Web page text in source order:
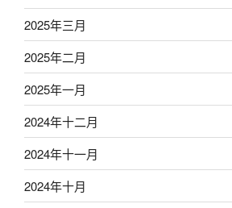
2025年三月
2025年二月
2025年一月
2024年十二月
2024年十一月
2024年十月